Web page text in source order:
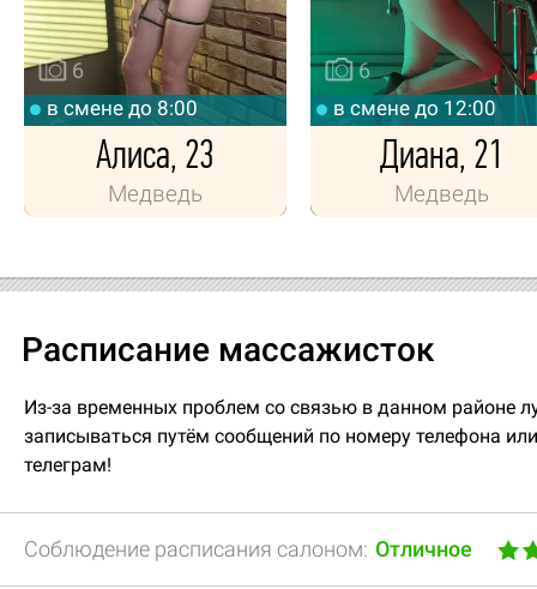
в смене до 8:00
Алиса, 23
Медведь
6
в смене до 12:00
Диана, 21
Медведь
6
Расписание массажисток
Из-за временных проблем со связью в данном районе
записываться путём сообщений по номеру телефона
телеграм!
Соблюдение расписания салоном: Отличное